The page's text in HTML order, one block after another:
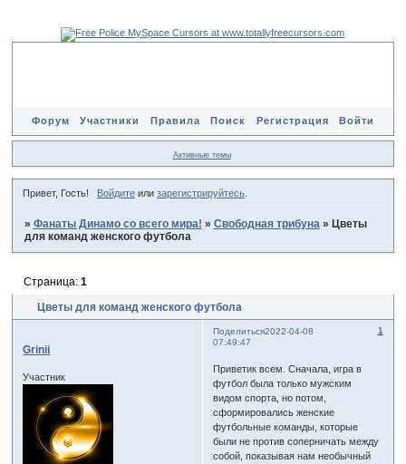
Форум Участники Правила Поиск Регистрация Войти
Активные темы
Привет, Гость! Войдитеили зарегистрируйтесь.
» Фанаты Динамо со всего мира! » Свободная трибуна » Цветы
для команд женского футбола
Цветы для команд женского футбола
Страница: 1
Поделиться 1
2022-04-08
07:49:47
Grinii
Участник
Приветик всем. Сначала, игра в
футбол была только мужским
видом спорта, но потом,
сформировались женские
футбольные команды, которые
были не против соперничать между
собой, показывая нам необычный